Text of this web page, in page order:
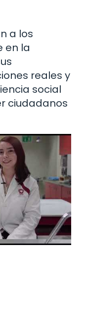
a los
en la
reales y
social
ciudadanos